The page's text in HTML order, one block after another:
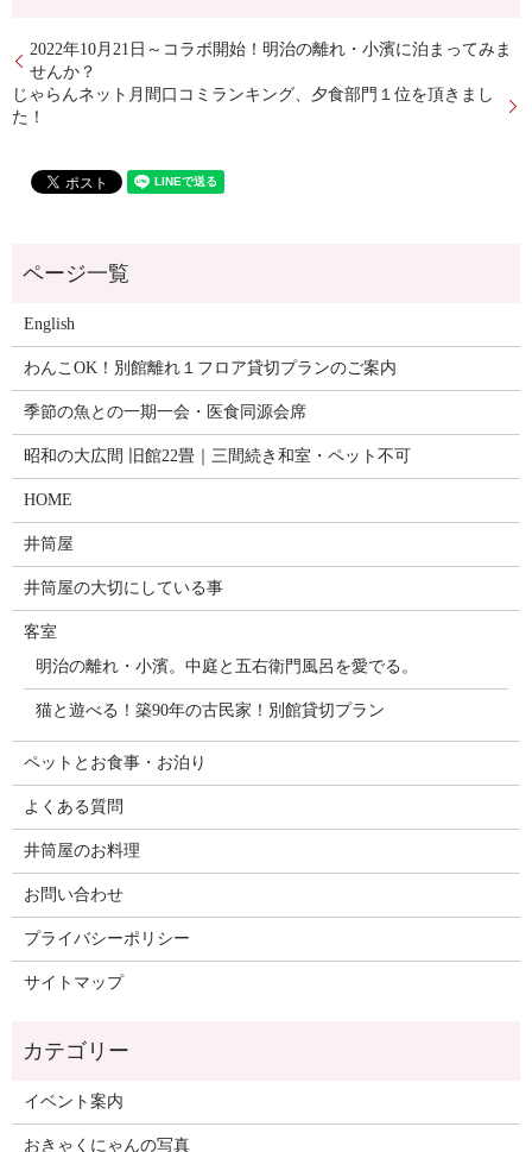
2022年10月21日～コラボ開始！明治の離れ・小濱に泊まってみま
せんか？
じゃらんネット月間口コミランキング、夕食部門１位を頂きまし
た！
English
わんこOK！別館離れ１フロア貸切プランのご案内
季節の魚との一期一会・医食同源会席
昭和の大広間 旧館22畳｜三間続き和室・ペット不可
HOME
井筒屋
井筒屋の大切にしている事
客室
明治の離れ・小濱。中庭と五右衛門風呂を愛でる。
猫と遊べる！築90年の古民家！別館貸切プラン
ペットとお食事・お泊り
よくある質問
井筒屋のお料理
お問い合わせ
プライバシーポリシー
サイトマップ
イベント案内
おきゃくにゃんの写真